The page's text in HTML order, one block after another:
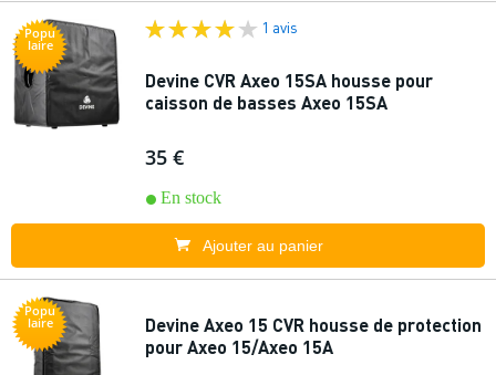
Popu
laire
1 avis
Devine CVR Axeo 15SA housse pour
caisson de basses Axeo 15SA
35 €
En stock
Ajouter au panier
Popu
laire
Devine Axeo 15 CVR housse de protection
pour Axeo 15/Axeo 15A